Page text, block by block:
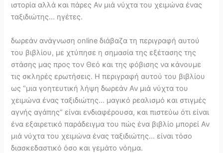
ιστορία αλλά και πάρες Αν μιά νύχτα του χειμώνα ένας
ταξιδιώτης… ηγέτες.
δωρεάν ανάγνωση online διάβαζα τη περιγραφή αυτού
του βιβλίου, με χτύπησε η σημασία της εξέτασης της
στάσης μας προς τον Θεό και της φόβισης να κάνουμε
τις σκληρές ερωτήσεις. Η περιγραφή αυτού του βιβλίου
ως “μια γοητευτική λήψη δωρεάν Αν μιά νύχτα του
χειμώνα ένας ταξιδιώτης… μαγικό ρεαλισμό και στιγμές
αγνής αγάπης” είναι ενδιαφέρουσα, και πιστεύω ότι είναι
ένα εξαιρετικό παράδειγμα του πώς ένα βιβλίο μπορεί Αν
μιά νύχτα του χειμώνα ένας ταξιδιώτης… είναι τόσο
διασκεδαστικό όσο και γεμάτο νόημα.